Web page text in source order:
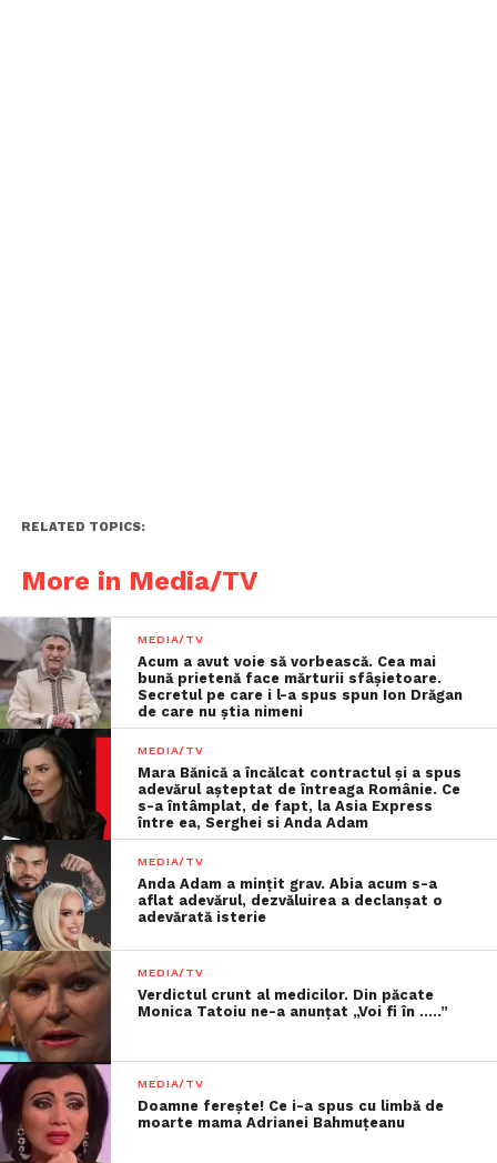
RELATED TOPICS:
More in Media/TV
MEDIA/TV
Acum a avut voie să vorbească. Cea mai
bună prietenă face mărturii sfâşietoare.
Secretul pe care i l-a spus spun Ion Drăgan
de care nu știa nimeni
MEDIA/TV
Mara Bănică a încălcat contractul și a spus
adevărul așteptat de întreaga Românie. Ce
s-a întâmplat, de fapt, la Asia Express
între ea, Serghei si Anda Adam
MEDIA/TV
Anda Adam a mințit grav. Abia acum s-a
aflat adevărul, dezvăluirea a declanșat o
adevărată isterie
MEDIA/TV
Verdictul crunt al medicilor. Din păcate
Monica Tatoiu ne-a anunțat „Voi fi în …..”
MEDIA/TV
Doamne ferește! Ce i-a spus cu limbă de
moarte mama Adrianei Bahmuțeanu